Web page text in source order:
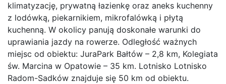
klimatyzację, prywatną łazienkę oraz aneks kuchenny
z lodówką, piekarnikiem, mikrofalówką i płytą
kuchenną. W okolicy panują doskonałe warunki do
uprawiania jazdy na rowerze. Odległość ważnych
miejsc od obiektu: JuraPark Bałtów – 2,8 km, Kolegiata
św. Marcina w Opatowie – 35 km. Lotnisko Lotnisko
Radom-Sadków znajduje się 50 km od obiektu.